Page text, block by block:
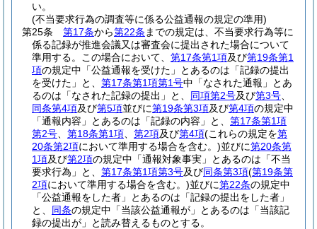
い。
(不当要求行為の調査等に係る公益通報の規定の準用)
第25条
第17条から第22条 までの規定は、不当要求行為等に
係る記録が推進会議又は審査会に提出された場合について
準用する。
この場合において、 第17条第1項及び第19条第1
項の規定中「公益通報を受けた」とあるのは「記録の提出
を受けた」と、 第17条第1項第1号中「なされた通報」とあ
るのは「なされた記録の提出」と、 同項第2号及び第3号
同条第4項及び第5項並びに第19条第3項及び第4項の規定中
「通報内容」とあるのは「記録の内容」と、 第17条第1項
第2号
第18条第1項 第2項及び第4項(これらの規定を第
20条第2項において準用する場合を含む。)並びに第20条第
1項及び第2項の規定中「通報対象事実」とあるのは「不当
要求行為」と、 第17条第1項第3号及び同条第3項(第19条第
2項において準用する場合を含む。)並びに第22条の規定中
「公益通報をした者」とあるのは「記録の提出をした者」
と、 同条の規定中「当該公益通報が」とあるのは「当該記
録の提出が」と読み替えるものとする。